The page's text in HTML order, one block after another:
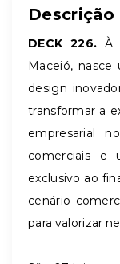
DECK 226. À
Maceió,
design
transformar a
empresarial
comerciais e
exclusivo ao
cenário
para valorizar